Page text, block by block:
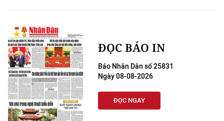
ĐỌC BÁO IN
Báo Nhân Dân số 25831
Ngày 08-08-2026
ĐỌC NGAY